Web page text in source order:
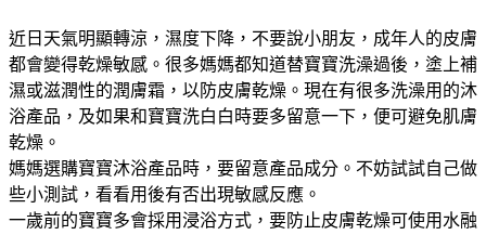
近日天氣明顯轉涼，濕度下降，不要說小朋友，成年人的皮膚
都會變得乾燥敏感。很多媽媽都知道替寶寶洗澡過後，塗上補
濕或滋潤性的潤膚霜，以防皮膚乾燥。現在有很多洗澡用的沐
浴產品，及如果和寶寶洗白白時要多留意一下，便可避免肌膚
乾燥。
媽媽選購寶寶沐浴產品時，要留意產品成分。不妨試試自己做
些小測試，看看用後有否出現敏感反應。
一歲前的寶寶多會採用浸浴方式，要防止皮膚乾燥可使用水融